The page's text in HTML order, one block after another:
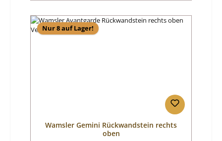
Nur 8 auf Lager!
Wamsler Gemini Rückwandstein rechts
oben